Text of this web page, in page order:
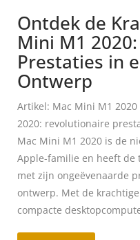
Ontdek de
Mini M1
Prestaties in
Ontwerp
Artikel: Mac Mini M1
2020: revolutionaire
Mac Mini M1 2020 is de
Apple-familie en heeft de
met zijn ongeëvenaarde
ontwerp. Met de
compacte